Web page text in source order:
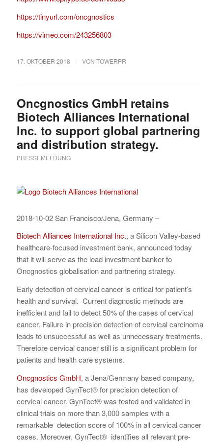
https://tinyurl.com/oncgnostics
https://vimeo.com/243256803
17. OKTOBER 2018 / VON TOWERPR
Oncgnostics GmbH retains
Biotech Alliances International
Inc. to support global partnering
and distribution strategy.
PRESSEMELDUNG
2018-10-02 San Francisco/Jena, Germany –
Biotech Alliances International Inc., a Silicon Valley-based
healthcare-focused investment bank, announced today
that it will serve as the lead investment banker to
Oncgnostics globalisation and partnering strategy.
Early detection of cervical cancer is critical for patient’s
health and survival. Current diagnostic methods are
inefficient and fail to detect 50% of the cases of cervical
cancer. Failure in precision detection of cervical carcinoma
leads to unsuccessful as well as unnecessary treatments.
Therefore cervical cancer still is a significant problem for
patients and health care systems.
Oncgnostics GmbH, a Jena/Germany based company,
has developed GynTect® for precision detection of
cervical cancer. GynTect® was tested and validated in
clinical trials on more than 3,000 samples with a
remarkable detection score of 100% in all cervical cancer
cases. Moreover, GynTect® identifies all relevant pre-